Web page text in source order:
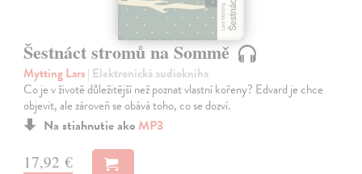
Šestnáct stromů na Sommě
Mytting Lars| Elektronická audiokniha
Co je v životě důležitější než poznat vlastní kořeny? Edvard je chce
objevit, ale zároveň se obává toho, co se dozví.
Na stiahnutie ako MP3
17,92 €